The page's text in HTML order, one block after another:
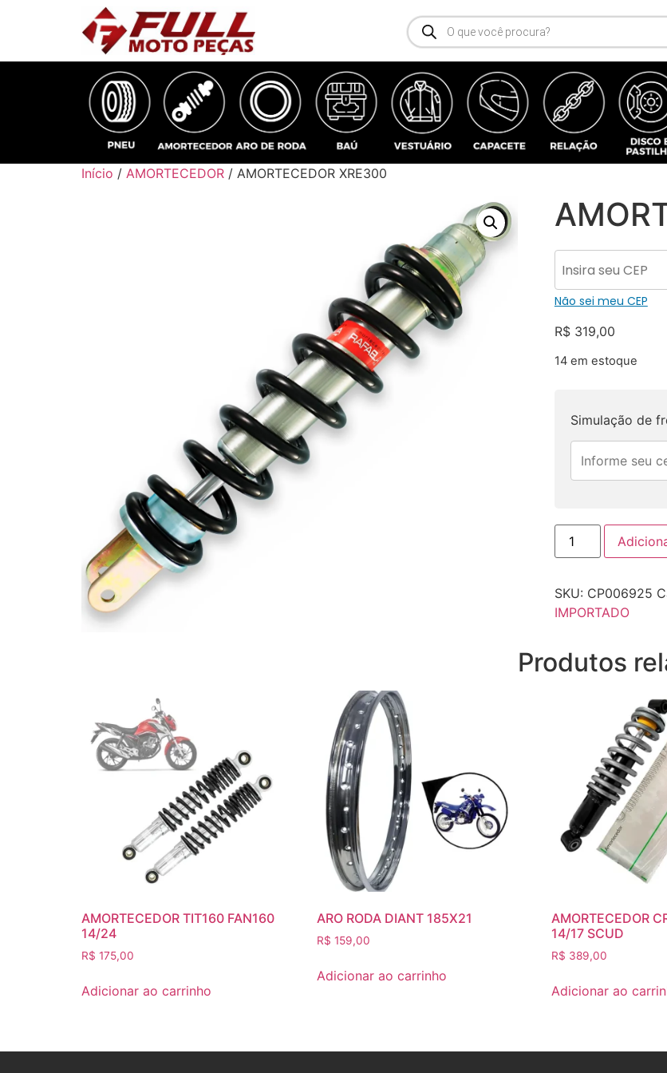
Início / AMORTECEDOR / AMORTECEDOR XRE300
Não sei meu CEP
R$319,00
14 em estoque
Simulação de
SKU: CP006925
IMPORTADO
Produtos
AMORTECEDOR TIT160 FAN160
14/24
R$ 175,00
Adicionar ao carrinho
ARO RODA DIANT 185X21
R$ 159,00
Adicionar ao carrinho
AMORTECEDOR
14/17 SCUD
R$ 389,00
Adicionar ao